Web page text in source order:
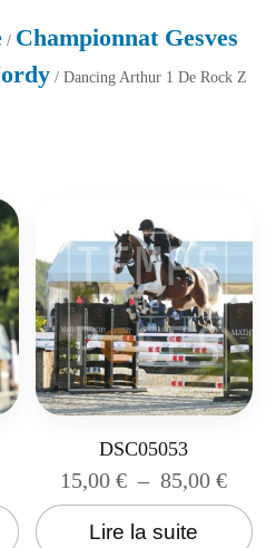
/ Championnat Gesves
/ Dancing Arthur 1 De Rock Z
DSC05053
15,00€ – 85,00€
Lire la suite